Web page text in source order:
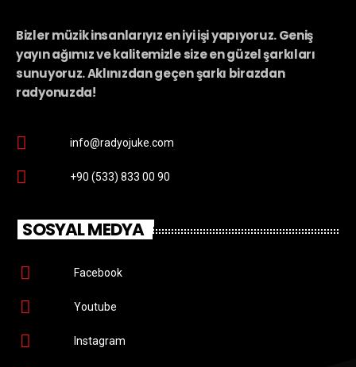
Bizler müzik insanlarıyız en iyi işi yapıyoruz. Geniş
yayın ağımız ve kalitemizle size en güzel şarkıları
sunuyoruz. Aklınızdan geçen şarkı birazdan
radyonuzda!
info@radyojuke.com
+90 (533) 833 00 90
SOSYAL MEDYA
Facebook
Youtube
Instagram